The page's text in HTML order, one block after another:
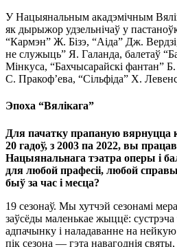
У Нацыянальным акадэмічным
як дырыжор удзельнічаў у
“Кармэн” Ж. Бізэ, “Аіда” Дж.
не служыць” Я. Галанда, балетаў
Мінкуса, “Бахчысарайскі фантан”
С. Пракоф’ева, “Сільфіда” Х.
Эпоха “Вялікага”
Для пачатку прапаную вярнуцца
20 гадоў, з 2003 па 2022, вы
Нацыянальнага тэатра оперы і
для любой прафесіі, любой
быў за час і месца?
19 сезонаў. Мы хутчэй сезонамі
заўсёды маленькае жыццё:
адпачынку і наладаванне на
пік сезона — гэта навагоднія святы,